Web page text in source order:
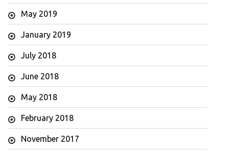
May 2019
January 2019
July 2018
June 2018
May 2018
February 2018
November 2017